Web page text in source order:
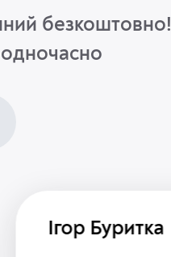
безкоштовно!
одночасно
Буритка